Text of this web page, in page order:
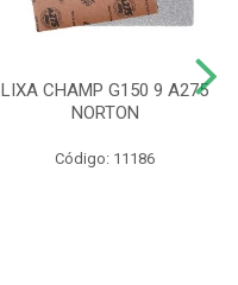
LIXA CHAMP G150 9 A275
NORTON
Código: 11186